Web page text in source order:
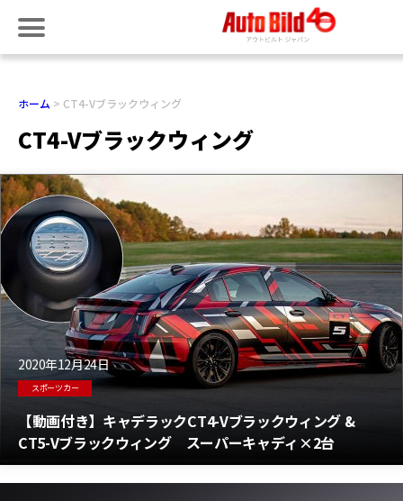
ホーム CT4-Vブラックウィング
CT4-Vブラックウィング
2020年12月24日
スポーツカー
【動画付き】キャデラックCT4-Vブラックウィング &
CT5-Vブラックウィング スーパーキャディ×2台